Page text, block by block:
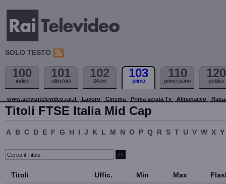
SOLO TESTO
100
indice
101
ultim'ora
102
24 ore
103
prima
110
primo piano
120
politica
www.servizitelevideo.rai.it Lavoro Cinema Prima serata Tv Almanacco
Titoli FTSE Italia Mid Cap
A B C D E F G H I J K L M N O P Q R S T U V W X Y
Titoli Uffic. Min Max